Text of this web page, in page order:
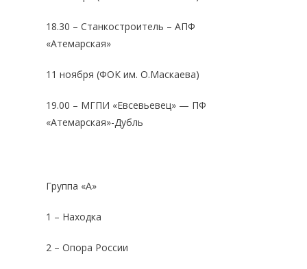
18.30 – Станкостроитель – АПФ
«Атемарская»
11 ноября (ФОК им. О.Маскаева)
19.00 – МГПИ «Евсевьевец» — ПФ
«Атемарская»-Дубль
Группа «А»
1 – Находка
2 – Опора России